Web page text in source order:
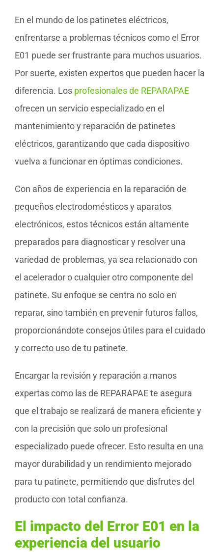
En el mundo de los patinetes eléctricos,
enfrentarse a problemas técnicos como el Error
E01 puede ser frustrante para muchos usuarios.
Por suerte, existen expertos que pueden hacer la
diferencia. Los profesionales de REPARAPAE
ofrecen un servicio especializado en el
mantenimiento y reparación de patinetes
eléctricos, garantizando que cada dispositivo
vuelva a funcionar en óptimas condiciones.
Con años de experiencia en la reparación de
pequeños electrodomésticos y aparatos
electrónicos, estos técnicos están altamente
preparados para diagnosticar y resolver una
variedad de problemas, ya sea relacionado con
el acelerador o cualquier otro componente del
patinete. Su enfoque se centra no solo en
reparar, sino también en prevenir futuros fallos,
proporcionándote consejos útiles para el cuidado
y correcto uso de tu patinete.
Encargar la revisión y reparación a manos
expertas como las de REPARAPAE te asegura
que el trabajo se realizará de manera eficiente y
con la precisión que solo un profesional
especializado puede ofrecer. Esto resulta en una
mayor durabilidad y un rendimiento mejorado
para tu patinete, permitiendo que disfrutes del
producto con total confianza.
El impacto del Error E01 en la
experiencia del usuario